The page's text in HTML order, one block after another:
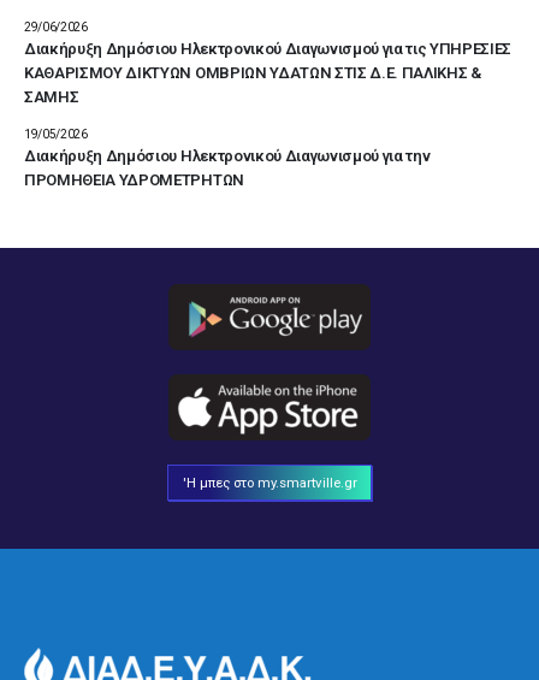
Διακήρυξη Δημόσιου Ηλεκτρονικού Διαγωνισμού για τις ΥΠΗΡΕΣΙΕΣ
ΚΑΘΑΡΙΣΜΟΥ ΔΙΚΤΥΩΝ ΟΜΒΡΙΩΝ ΥΔΑΤΩΝ ΣΤΙΣ Δ.Ε. ΠΑΛΙΚΗΣ &
ΣΑΜΗΣ
29/06/2026
Διακήρυξη Δημόσιου Ηλεκτρονικού Διαγωνισμού για την
ΠΡΟΜΗΘΕΙΑ ΥΔΡΟΜΕΤΡΗΤΩΝ
19/05/2026
'Η μπες στο my.smartville.gr